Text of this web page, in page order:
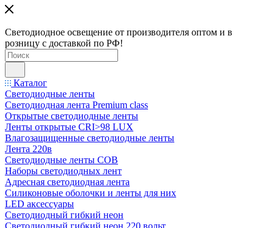
Светодиодное освещение от производителя оптом и в
розницу с доставкой по РФ!
Каталог
Светодиодные ленты
Светодиодная лента Premium class
Открытые светодиодные ленты
Ленты открытые CRI>98 LUX
Влагозащищенные светодиодные ленты
Лента 220в
Светодиодные ленты COB
Наборы светодиодных лент
Адресная светодиодная лента
Силиконовые оболочки и ленты для них
LED аксессуары
Светодиодный гибкий неон
Светодиодный гибкий неон 220 вольт